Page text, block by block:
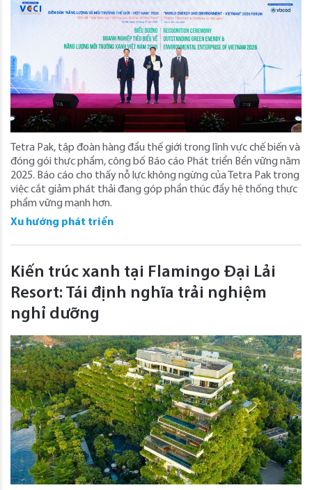
Tetra Pak, tập đoàn hàng đầu thế giới trong lĩnh vực chế biến và
đóng gói thực phẩm, công bố Báo cáo Phát triển Bền vững năm
2025. Báo cáo cho thấy nỗ lực không ngừng của Tetra Pak trong
việc cắt giảm phát thải đang góp phần thúc đẩy hệ thống thực
phẩm vững mạnh hơn.
Xu hướng phát triển
Kiến trúc xanh tại Flamingo Đại Lải
Resort: Tái định nghĩa trải nghiệm
nghỉ dưỡng